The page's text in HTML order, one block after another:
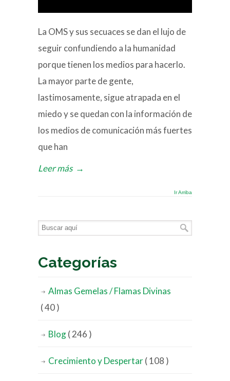
La OMS y sus secuaces se dan el lujo de
seguir confundiendo a la humanidad
porque tienen los medios para hacerlo.
La mayor parte de gente,
lastimosamente, sigue atrapada en el
miedo y se quedan con la información de
los medios de comunicación más fuertes
que han
Leer más →
Ir Arriba
Categorías
Almas Gemelas / Flamas Divinas
( 40 )
Blog( 246 )
Crecimiento y Despertar( 108 )